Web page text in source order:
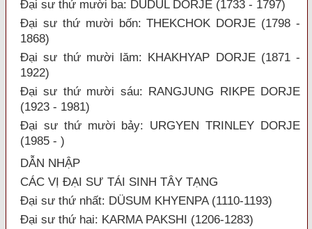
Đại sư thứ mười ba: DÜDUL DORJE (1733 - 1797)
Đại sư thứ mười bốn: THEKCHOK DORJE (1798 -
1868)
Đại sư thứ mười lăm: KHAKHYAP DORJE (1871 -
1922)
Đại sư thứ mười sáu: RANGJUNG RIKPE DORJE
(1923 - 1981)
Đại sư thứ mười bảy: URGYEN TRINLEY DORJE
(1985 - )
DẪN NHẬP
CÁC VỊ ĐẠI SƯ TÁI SINH TÂY TẠNG
Đại sư thứ nhất: DÜSUM KHYENPA (1110-1193)
Đại sư thứ hai: KARMA PAKSHI (1206-1283)